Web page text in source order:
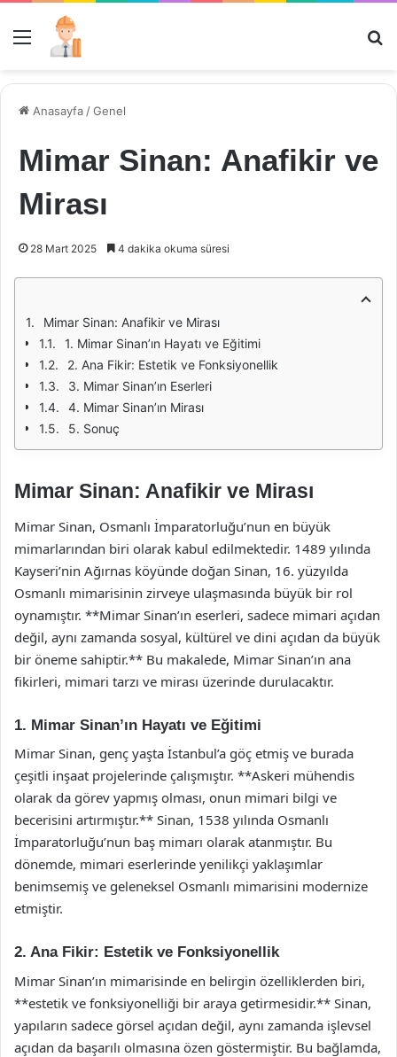
Menü
Anasayfa /Genel
Mimar Sinan: Anafikir ve
Mirası
28 Mart 2025 4 dakika okuma süresi
Mimar Sinan: Anafikir ve Mirası
1. Mimar Sinan’ın Hayatı ve Eğitimi
2. Ana Fikir: Estetik ve Fonksiyonellik
3. Mimar Sinan’ın Eserleri
4. Mimar Sinan’ın Mirası
5. Sonuç
Mimar Sinan: Anafikir ve Mirası
Mimar Sinan, Osmanlı İmparatorluğu’nun en büyük
mimarlarından biri olarak kabul edilmektedir. 1489 yılında
Kayseri’nin Ağırnas köyünde doğan Sinan, 16. yüzyılda
Osmanlı mimarisinin zirveye ulaşmasında büyük bir rol
oynamıştır. **Mimar Sinan’ın eserleri, sadece mimari açıdan
değil, aynı zamanda sosyal, kültürel ve dini açıdan da büyük
bir öneme sahiptir.** Bu makalede, Mimar Sinan’ın ana
fikirleri, mimari tarzı ve mirası üzerinde durulacaktır.
1. Mimar Sinan’ın Hayatı ve Eğitimi
Mimar Sinan, genç yaşta İstanbul’a göç etmiş ve burada
çeşitli inşaat projelerinde çalışmıştır. **Askeri mühendis
olarak da görev yapmış olması, onun mimari bilgi ve
becerisini artırmıştır.** Sinan, 1538 yılında Osmanlı
İmparatorluğu’nun baş mimarı olarak atanmıştır. Bu
dönemde, mimari eserlerinde yenilikçi yaklaşımlar
benimsemiş ve geleneksel Osmanlı mimarisini modernize
etmiştir.
2. Ana Fikir: Estetik ve Fonksiyonellik
Mimar Sinan’ın mimarisinde en belirgin özelliklerden biri,
**estetik ve fonksiyonelliği bir araya getirmesidir.** Sinan,
yapıların sadece görsel açıdan değil, aynı zamanda işlevsel
açıdan da başarılı olmasına özen göstermiştir. Bu bağlamda,